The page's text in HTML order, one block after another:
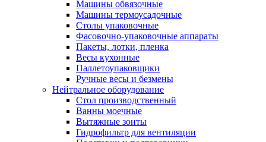
Машины обвязочные
Машины термоусадочные
Столы упаковочные
Фасовочно-упаковочные аппараты
Пакеты, лотки, пленка
Весы кухонные
Паллетоупаковщики
Ручные весы и безмены
Нейтральное оборудование
Cтол производственный
Ванны моечные
Вытяжные зонты
Гидрофильтр для вентиляции